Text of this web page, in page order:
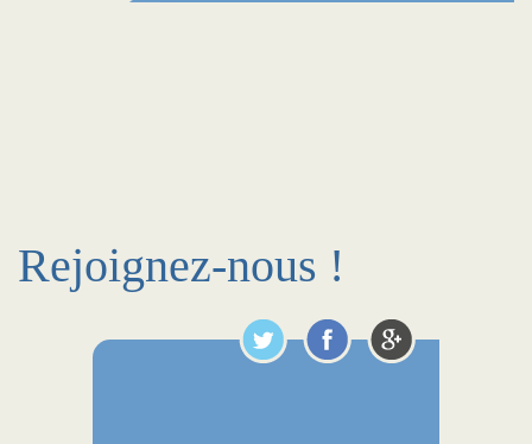
Rejoignez-nous !